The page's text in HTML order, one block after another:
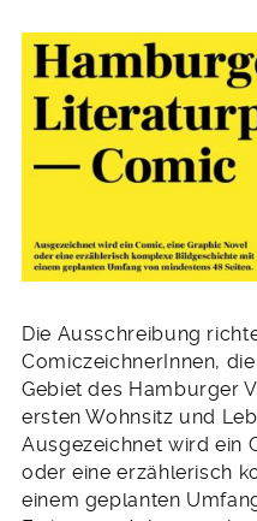
Die Ausschreibung
ComiczeichnerInnen,
Gebiet des Hamburger
ersten Wohnsitz und
Ausgezeichnet wird ein
oder eine erzählerisch
einem geplanten